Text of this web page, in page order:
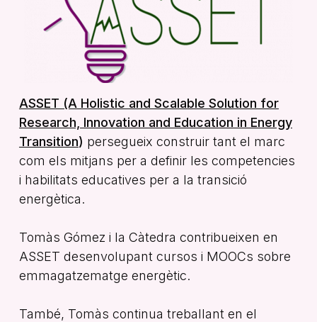
ASSET (A Holistic and Scalable Solution for
Research, Innovation and Education in Energy
Transition) persegueix construir tant el marc
com els mitjans per a definir les competencies
i habilitats educatives per a la transició
energètica.
Tomàs Gómez i la Càtedra contribueixen en
ASSET desenvolupant cursos i MOOCs sobre
emmagatzematge energètic.
També, Tomàs continua treballant en el